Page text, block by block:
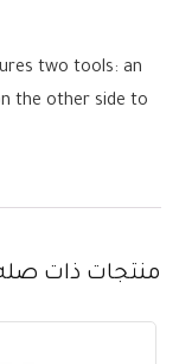
two tools: an
the other side to
منتجات ذات